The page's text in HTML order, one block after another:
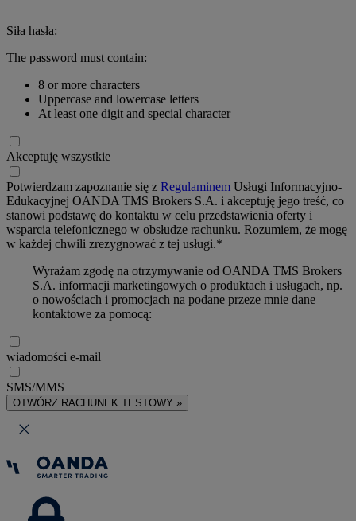
Siła hasła:
The password must contain:
8 or more characters
Uppercase and lowercase letters
At least one digit and special character
Akceptuję wszystkie
Potwierdzam zapoznanie się z Regulaminem Usługi Informacyjno-
Edukacyjnej OANDA TMS Brokers S.A. i akceptuję jego treść, co
stanowi podstawę do kontaktu w celu przedstawienia oferty i
wsparcia telefonicznego w obsłudze rachunku. Rozumiem, że mogę
w każdej chwili zrezygnować z tej usługi.*
Wyrażam zgodę na otrzymywanie od OANDA TMS Brokers
S.A. informacji marketingowych o produktach i usługach, np.
o nowościach i promocjach na podane przeze mnie dane
kontaktowe za pomocą:
wiadomości e-mail
SMS/MMS
OTWÓRZ RACHUNEK TESTOWY »